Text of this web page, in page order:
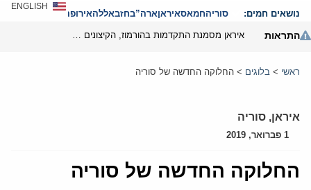
נושאים חמים: סוריהחמאסאיראןארה”בחזבאללהאירופהאנטישמיות
ENGLISH
התראות
ראשי > בלוגים > החלוקה החדשה של סוריה
איראן, סוריה
1 פברואר, 2019
החלוקה החדשה של סוריה